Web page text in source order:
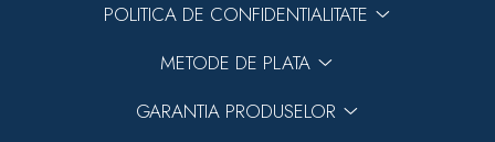
POLITICA DE CONFIDENTIALITATE
METODE DE PLATA
GARANTIA PRODUSELOR